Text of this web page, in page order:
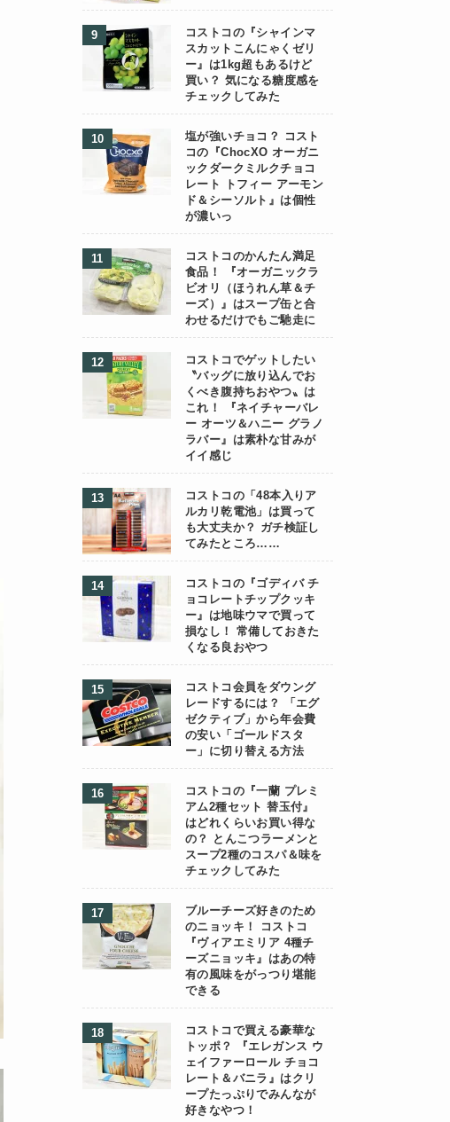
コストコの『シャインマ
スカットこんにゃくゼリ
ー』は1kg超もあるけど
買い？ 気になる糖度感を
チェックしてみた
塩が強いチョコ？ コスト
コの『ChocXO オーガニ
ックダークミルクチョコ
レート トフィー アーモン
ド＆シーソルト』は個性
が濃いっ
コストコのかんたん満足
食品！ 『オーガニックラ
ビオリ（ほうれん草＆チ
ーズ）』はスープ缶と合
わせるだけでもご馳走に
コストコでゲットしたい
〝バッグに放り込んでお
くべき腹持ちおやつ〟は
これ！ 『ネイチャーバレ
ー オーツ＆ハニー グラノ
ラバー』は素朴な甘みが
イイ感じ
コストコの「48本入りア
ルカリ乾電池」は買って
も大丈夫か？ ガチ検証し
てみたところ……
コストコの『ゴディバ チ
ョコレートチップクッキ
ー』は地味ウマで買って
損なし！ 常備しておきた
くなる良おやつ
コストコ会員をダウング
レードするには？ 「エグ
ゼクティブ」から年会費
の安い「ゴールドスタ
ー」に切り替える方法
コストコの『一蘭 プレミ
アム2種セット 替玉付』
はどれくらいお買い得な
の？ とんこつラーメンと
スープ2種のコスパ＆味を
チェックしてみた
ブルーチーズ好きのため
のニョッキ！ コストコ
『ヴィアエミリア 4種チ
ーズニョッキ』はあの特
有の風味をがっつり堪能
できる
コストコで買える豪華な
トッポ？ 『エレガンス ウ
ェイファーロール チョコ
レート＆バニラ』はクリ
ープたっぷりでみんなが
好きなやつ！